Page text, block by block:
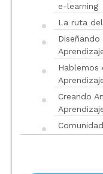
e-learning
La ruta
Hablemos
Creando